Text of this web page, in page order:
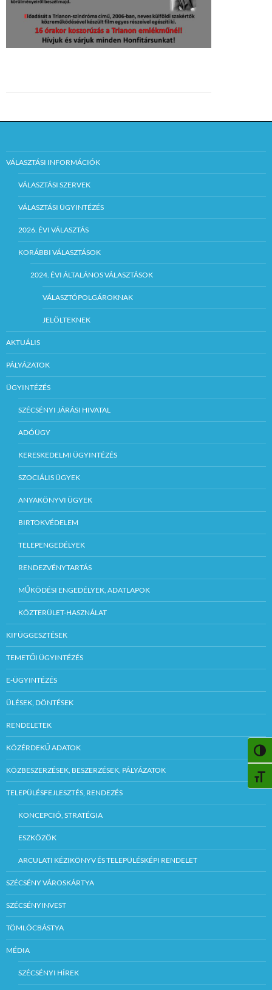
VÁLASZTÁSI INFORMÁCIÓK
VÁLASZTÁSI SZERVEK
VÁLASZTÁSI ÜGYINTÉZÉS
2026. ÉVI VÁLASZTÁS
KORÁBBI VÁLASZTÁSOK
2024. ÉVI ÁLTALÁNOS VÁLASZTÁSOK
VÁLASZTÓPOLGÁROKNAK
JELÖLTEKNEK
AKTUÁLIS
PÁLYÁZATOK
ÜGYINTÉZÉS
SZÉCSÉNYI JÁRÁSI HIVATAL
ADÓÜGY
KERESKEDELMI ÜGYINTÉZÉS
SZOCIÁLIS ÜGYEK
ANYAKÖNYVI ÜGYEK
BIRTOKVÉDELEM
TELEPENGEDÉLYEK
RENDEZVÉNYTARTÁS
MŰKÖDÉSI ENGEDÉLYEK, ADATLAPOK
KÖZTERÜLET-HASZNÁLAT
KIFÜGGESZTÉSEK
TEMETŐI ÜGYINTÉZÉS
E-ÜGYINTÉZÉS
ÜLÉSEK, DÖNTÉSEK
RENDELETEK
KÖZÉRDEKŰ ADATOK
KÖZBESZERZÉSEK, BESZERZÉSEK, PÁLYÁZATOK
TELEPÜLÉSFEJLESZTÉS, RENDEZÉS
KONCEPCIÓ, STRATÉGIA
ESZKÖZÖK
ARCULATI KÉZIKÖNYV ÉS TELEPÜLÉSKÉPI RENDELET
SZÉCSÉNY VÁROSKÁRTYA
SZÉCSÉNYINVEST
TÖMLÖCBÁSTYA
MÉDIA
SZÉCSÉNYI HÍREK